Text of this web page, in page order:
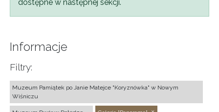
dostępne w następnej sekcji.
Informacje
Filtry:
Muzeum Pamiątek po Janie Matejce "Koryznówka" w Nowym
Wiśniczu